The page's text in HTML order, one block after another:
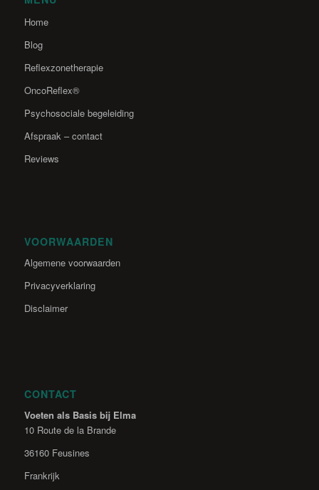
Home
Blog
Reflexzonetherapie
OncoReflex®
Psychosociale begeleiding
Afspraak – contact
Reviews
VOORWAARDEN
Algemene voorwaarden
Privacyverklaring
Disclaimer
CONTACT
Voeten als Basis bij Elma
10 Route de la Brande
36160 Feusines
Frankrijk